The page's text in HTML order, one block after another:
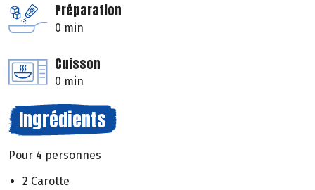
Préparation
0 min
Cuisson
0 min
Ingrédients
Pour 4 personnes
2 Carotte